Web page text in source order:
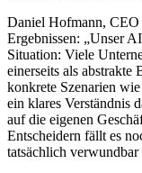
Daniel Hofmann,
Ergebnissen: „Unser
Situation: Viele
einerseits als
konkrete Szenarien
ein klares Verständnis
auf die eigenen
Entscheidern fällt es
tatsächlich verwundbar